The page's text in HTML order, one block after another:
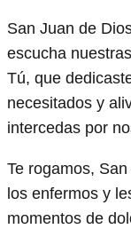
San Juan de
escucha
Tú, que
necesitados y
intercedas por
Te rogamos,
los enfermos y
momentos de